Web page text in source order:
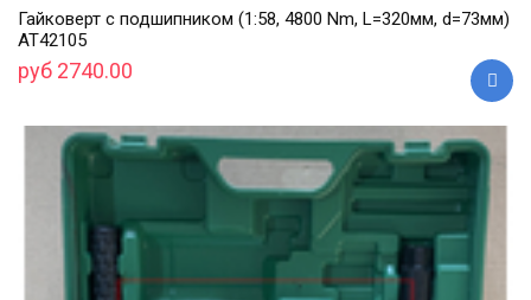
Гайковерт с подшипником (1:58, 4800 Nm, L=320мм, d=73мм)
АТ42105
руб 2740.00